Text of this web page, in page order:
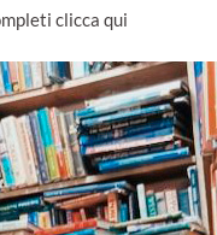
clicca qui